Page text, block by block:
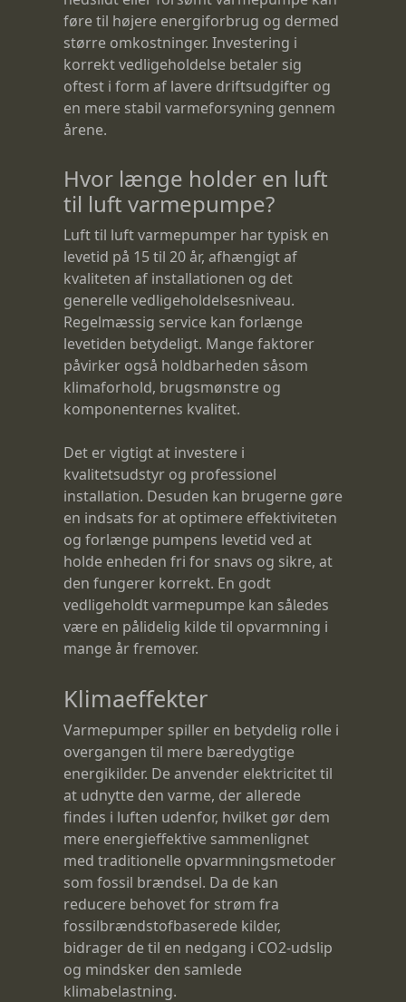
føre til højere energiforbrug og dermed
større omkostninger. Investering i
korrekt vedligeholdelse betaler sig
oftest i form af lavere driftsudgifter og
en mere stabil varmeforsyning gennem
årene.
Hvor længe holder en luft
til luft varmepumpe?
Luft til luft varmepumper har typisk en
levetid på 15 til 20 år, afhængigt af
kvaliteten af installationen og det
generelle vedligeholdelsesniveau.
Regelmæssig service kan forlænge
levetiden betydeligt. Mange faktorer
påvirker også holdbarheden såsom
klimaforhold, brugsmønstre og
komponenternes kvalitet.
Det er vigtigt at investere i
kvalitetsudstyr og professionel
installation. Desuden kan brugerne gøre
en indsats for at optimere effektiviteten
og forlænge pumpens levetid ved at
holde enheden fri for snavs og sikre, at
den fungerer korrekt. En godt
vedligeholdt varmepumpe kan således
være en pålidelig kilde til opvarmning i
mange år fremover.
Klimaeffekter
Varmepumper spiller en betydelig rolle i
overgangen til mere bæredygtige
energikilder. De anvender elektricitet til
at udnytte den varme, der allerede
findes i luften udenfor, hvilket gør dem
mere energieffektive sammenlignet
med traditionelle opvarmningsmetoder
som fossil brændsel. Da de kan
reducere behovet for strøm fra
fossilbrændstofbaserede kilder,
bidrager de til en nedgang i CO2-udslip
og mindsker den samlede
klimabelastning.